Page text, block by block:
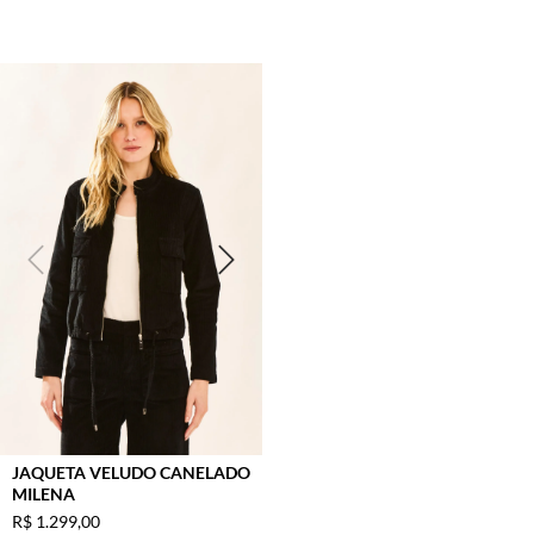
JAQUETA VELUDO CANELADO
MILENA
R$ 1.299,00